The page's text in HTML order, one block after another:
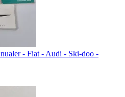
- Fiat - Audi - Ski-doo -